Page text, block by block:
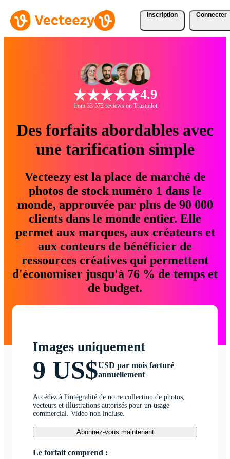
Inscription Connecter
4.9
from 33 572 reviews on Trustpilot
Des forfaits abordables avec
une tarification simple
Vecteezy est la place de marché de
photos de stock numéro 1 dans le
monde, approuvée par plus de 90 000
clients dans le monde entier. Elle
permet aux marques, aux créateurs et
aux conteurs de bénéficier de
ressources créatives qui permettent
d'économiser jusqu'à 76 % de temps et
de budget.
Images uniquement
9 US$USD par mois facturé
annuellement
Accédez à l'intégralité de notre collection de photos,
vecteurs et illustrations autorisés pour un usage
commercial. Vidéo non incluse.
Abonnez-vous maintenant
Le forfait comprend :